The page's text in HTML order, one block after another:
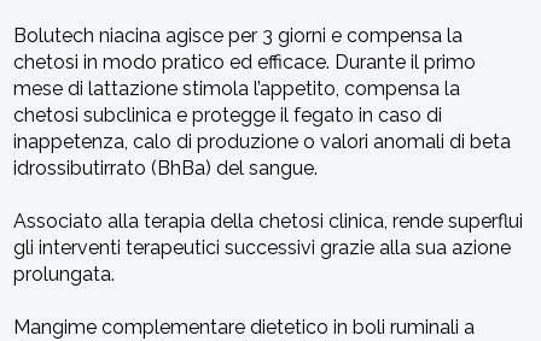
Bolutech niacina agisce per 3 giorni e compensa la
chetosi in modo pratico ed efficace. Durante il primo
mese di lattazione stimola l’appetito, compensa la
chetosi subclinica e protegge il fegato in caso di
inappetenza, calo di produzione o valori anomali di beta
idrossibutirrato (BhBa) del sangue.
Associato alla terapia della chetosi clinica, rende superflui
gli interventi terapeutici successivi grazie alla sua azione
prolungata.
Mangime complementare dietetico in boli ruminali a